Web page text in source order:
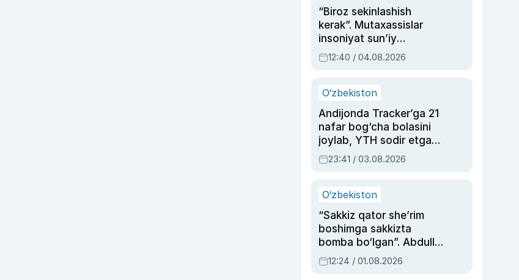
“Biroz sekinlashish
kerak”. Mutaxassislar
insoniyat sun’iy
intellektni boshqara
olmay qolishidan xavotir
12:40 / 04.08.2026
O‘zbekiston
Andijonda Tracker’ga 21
nafar bog‘cha bolasini
joylab, YTH sodir etgan
ayolga sud hukmi o‘qildi
23:41 / 03.08.2026
O‘zbekiston
“Sakkiz qator she’rim
boshimga sakkizta
bomba bo‘lgan”. Abdulla
Oripovni siyosiy
ayblovlardan asrab
12:24 / 01.08.2026